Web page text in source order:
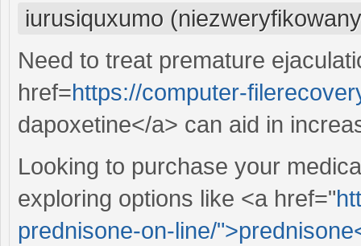
iurusiquxumo
Need to treat premature
href=https://computer-
dapoxetine</a> can aid in
Looking to purchase your
exploring options like <a href="
prednisone-on-line/